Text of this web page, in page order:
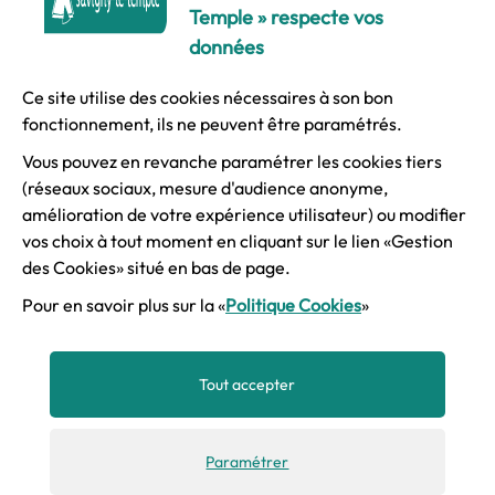
© Ville de Savigny-le-Temple
Mentions légales
Accessibilité
Plan du site
Gestion des cookies
Temple » respecte vos
données
Ce site utilise des cookies nécessaires à son bon
fonctionnement, ils ne peuvent être paramétrés.
Vous pouvez en revanche paramétrer les cookies tiers
(réseaux sociaux, mesure d'audience anonyme,
amélioration de votre expérience utilisateur) ou modifier
vos choix à tout moment en cliquant sur le lien «Gestion
des Cookies» situé en bas de page.
Pour en savoir plus sur la «Politique Cookies»
Tout accepter
Paramétrer